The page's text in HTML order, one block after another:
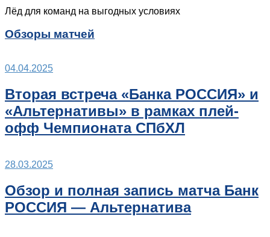
Лёд для команд на выгодных условиях
Обзоры матчей
04.04.2025
Вторая встреча «Банка РОССИЯ» и
«Альтернативы» в рамках плей-
офф Чемпионата СПбХЛ
28.03.2025
Обзор и полная запись матча Банк
РОССИЯ — Альтернатива